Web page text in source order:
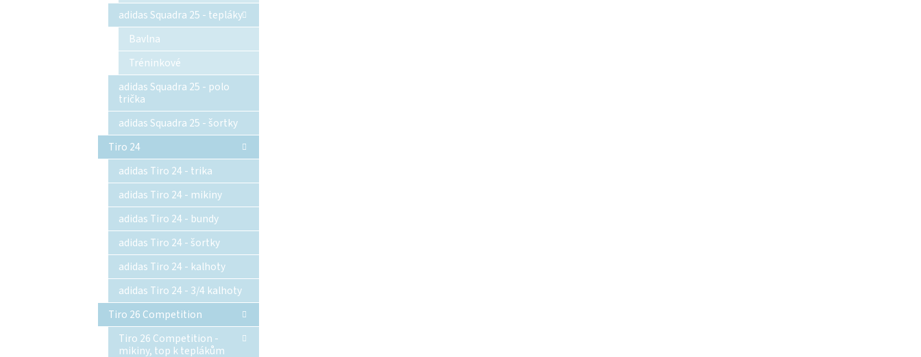
adidas Squadra 25 - tepláky
Bavlna
Tréninkové
adidas Squadra 25 - polo
trička
adidas Squadra 25 - šortky
Tiro 24
adidas Tiro 24 - trika
adidas Tiro 24 - mikiny
adidas Tiro 24 - bundy
adidas Tiro 24 - šortky
adidas Tiro 24 - kalhoty
adidas Tiro 24 - 3/4 kalhoty
Tiro 26 Competition
Tiro 26 Competition -
mikiny, top k teplákům